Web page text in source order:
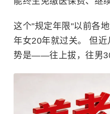
这个"规定年限"以前各
年女20年就过关。 但
势是——往上拔，往男